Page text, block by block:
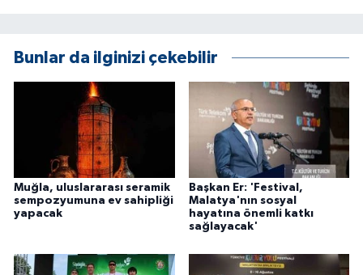
Bunlar da ilginizi çekebilir
Muğla, uluslararası seramik
sempozyumuna ev sahipliği
yapacak
Başkan Er: 'Festival,
Malatya'nın sosyal
hayatına önemli katkı
sağlayacak'